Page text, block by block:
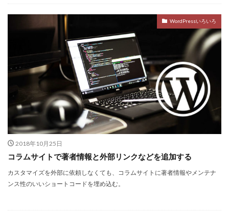
WordPressいろいろ
2018年10月25日
コラムサイトで著者情報と外部リンクなどを追加する
カスタマイズを外部に依頼しなくても、コラムサイトに著者情報やメンテナ
ンス性のいいショートコードを埋め込む。